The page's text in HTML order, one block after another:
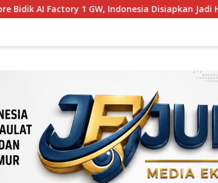
Indonesia Disiapkan Jadi Hub AI Asia-Pasifik